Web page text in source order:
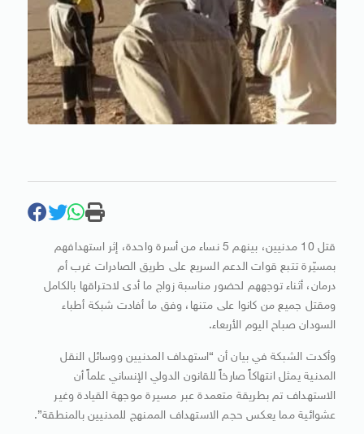
قتل 10 مدنيين، بينهم 5 نساء من أسرة واحدة، إثر استهدافهم
بمسيّرة تتبع قوات الدعم السريع على طريق الصادرات غرب أم
درمان، أثناء توجههم لحضور مناسبة زواج ما أدى لاحتراقها بالكامل
ومقتل جميع من كانوا على متنها، وفق ما أفادت شبكة أطباء
السودان صباح اليوم الأربعاء.
وأكدت الشبكة في بيان أن “استهداف المدنيين ووسائل النقل
المدنية يمثل انتهاكاً صارخاً للقانون الدولي الإنساني علماً أن
الاستهداف تم بطريقة متعمدة عبر مسيرة موجهة القيادة وغير
عشوائية مما يعكس حجم الاستهداف الممنهج للمدنيين بالمنطقة”.